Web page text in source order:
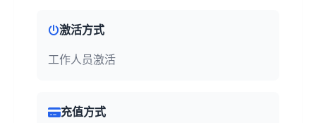
激活方式
工作人员激活
充值方式